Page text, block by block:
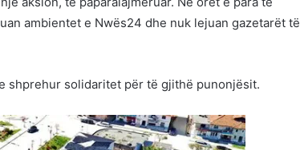
ambientet e Nwës24 dhe nuk lejuan gazetarët të
shprehur solidaritet për të gjithë punonjësit.